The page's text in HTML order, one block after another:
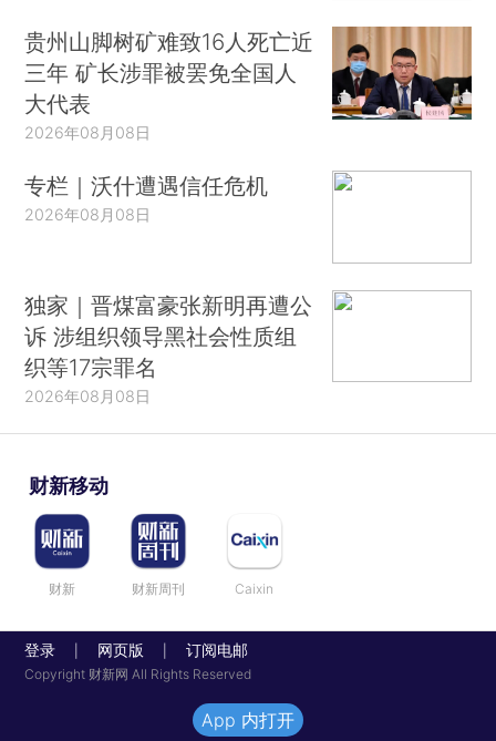
贵州山脚树矿难致16人死亡近
三年 矿长涉罪被罢免全国人
大代表
2026年08月08日
专栏｜沃什遭遇信任危机
2026年08月08日
独家｜晋煤富豪张新明再遭公
诉 涉组织领导黑社会性质组
织等17宗罪名
2026年08月08日
财新移动
财新 财新周刊 Caixin
登录 网页版 订阅电邮
Copyright 财新网 All Rights Reserved
App 内打开